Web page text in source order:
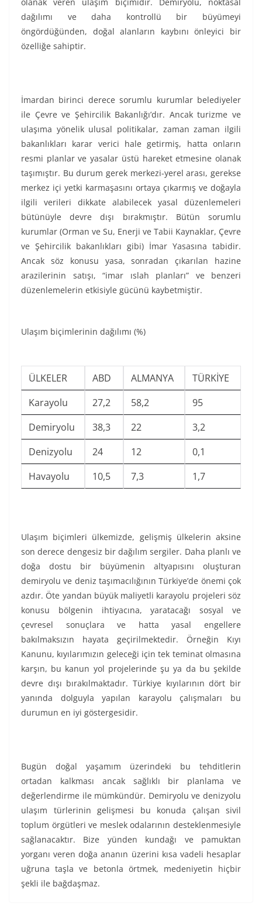
olanak veren ulaşım biçimidir. Demiryolu, noktasal
dağılımı ve daha kontrollü bir büyümeyi
öngördüğünden, doğal alanların kaybını önleyici bir
özelliğe sahiptir.
İmardan birinci derece sorumlu kurumlar belediyeler
ile Çevre ve Şehircilik Bakanlığı’dır. Ancak turizme ve
ulaşıma yönelik ulusal politikalar, zaman zaman ilgili
bakanlıkları karar verici hale getirmiş, hatta onların
resmi planlar ve yasalar üstü hareket etmesine olanak
taşımıştır. Bu durum gerek merkezi-yerel arası, gerekse
merkez içi yetki karmaşasını ortaya çıkarmış ve doğayla
ilgili verileri dikkate alabilecek yasal düzenlemeleri
bütünüyle devre dışı bırakmıştır. Bütün sorumlu
kurumlar (Orman ve Su, Enerji ve Tabii Kaynaklar, Çevre
ve Şehircilik bakanlıkları gibi) İmar Yasasına tabidir.
Ancak söz konusu yasa, sonradan çıkarılan hazine
arazilerinin satışı, “imar ıslah planları” ve benzeri
düzenlemelerin etkisiyle gücünü kaybetmiştir.
Ulaşım biçimlerinin dağılımı (%)
ÜLKELER ABD ALMANYA
TÜRKİYE
Karayolu
27,2 58,2
95
Demiryolu
38,3 22
3,2
Denizyolu
24 12
0,1
Havayolu
10,5 7,3 1,7
Ulaşım biçimleri ülkemizde, gelişmiş ülkelerin aksine
son derece dengesiz bir dağılım sergiler. Daha planlı ve
doğa dostu bir büyümenin altyapısını oluşturan
demiryolu ve deniz taşımacılığının Türkiye’de önemi çok
azdır. Öte yandan büyük maliyetli karayolu projeleri söz
konusu bölgenin ihtiyacına, yaratacağı sosyal ve
çevresel sonuçlara ve hatta yasal engellere
bakılmaksızın hayata geçirilmektedir. Örneğin Kıyı
Kanunu, kıyılarımızın geleceği için tek teminat olmasına
karşın, bu kanun yol projelerinde şu ya da bu şekilde
devre dışı bırakılmaktadır. Türkiye kıyılarının dört bir
yanında dolguyla yapılan karayolu çalışmaları bu
durumun en iyi göstergesidir.
Bugün doğal yaşamım üzerindeki bu tehditlerin
ortadan kalkması ancak sağlıklı bir planlama ve
değerlendirme ile mümkündür. Demiryolu ve denizyolu
ulaşım türlerinin gelişmesi bu konuda çalışan sivil
toplum örgütleri ve meslek odalarının desteklenmesiyle
sağlanacaktır. Bize yünden kundağı ve pamuktan
yorganı veren doğa ananın üzerini kısa vadeli hesaplar
uğruna taşla ve betonla örtmek, medeniyetin hiçbir
şekli ile bağdaşmaz.